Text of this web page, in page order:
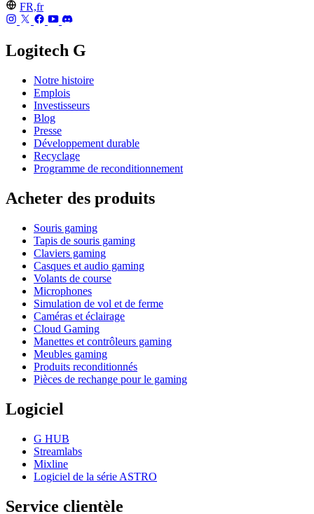
FR,fr
Logitech G
Notre histoire
Emplois
Investisseurs
Blog
Presse
Développement durable
Recyclage
Programme de reconditionnement
Acheter des produits
Souris gaming
Tapis de souris gaming
Claviers gaming
Casques et audio gaming
Volants de course
Microphones
Simulation de vol et de ferme
Caméras et éclairage
Cloud Gaming
Manettes et contrôleurs gaming
Meubles gaming
Produits reconditionnés
Pièces de rechange pour le gaming
Logiciel
G HUB
Streamlabs
Mixline
Logiciel de la série ASTRO
Service clientèle